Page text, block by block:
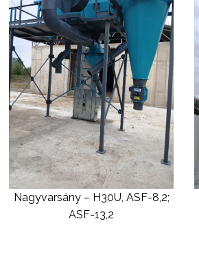
Nagyvarsány – H30U, ASF-8,2;
ASF-13,2